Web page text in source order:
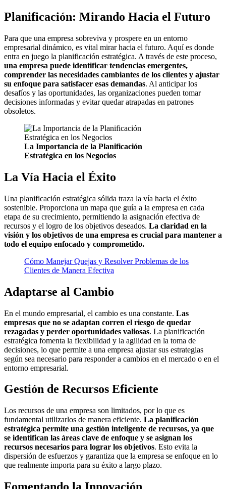
Planificación: Mirando Hacia el Futuro
Para que una empresa sobreviva y prospere en un entorno
empresarial dinámico, es vital mirar hacia el futuro. Aquí es donde
entra en juego la planificación estratégica. A través de este proceso,
una empresa puede identificar tendencias emergentes,
comprender las necesidades cambiantes de los clientes y ajustar
su enfoque para satisfacer esas demandas. Al anticipar los
desafíos y las oportunidades, las organizaciones pueden tomar
decisiones informadas y evitar quedar atrapadas en patrones
obsoletos.
La Importancia de la Planificación
Estratégica en los Negocios
La Vía Hacia el Éxito
Una planificación estratégica sólida traza la vía hacia el éxito
sostenible. Proporciona un mapa que guía a la empresa en cada
etapa de su crecimiento, permitiendo la asignación efectiva de
recursos y el logro de los objetivos deseados. La claridad en la
visión y los objetivos de una empresa es crucial para mantener a
todo el equipo enfocado y comprometido.
Cómo Manejar Quejas y Resolver Problemas de los
Clientes de Manera Efectiva
Adaptarse al Cambio
En el mundo empresarial, el cambio es una constante. Las
empresas que no se adaptan corren el riesgo de quedar
rezagadas y perder oportunidades valiosas. La planificación
estratégica fomenta la flexibilidad y la agilidad en la toma de
decisiones, lo que permite a una empresa ajustar sus estrategias
según sea necesario para responder a cambios en el mercado o en el
entorno empresarial.
Gestión de Recursos Eficiente
Los recursos de una empresa son limitados, por lo que es
fundamental utilizarlos de manera eficiente. La planificación
estratégica permite una gestión inteligente de recursos, ya que
se identifican las áreas clave de enfoque y se asignan los
recursos necesarios para lograr los objetivos. Esto evita la
dispersión de esfuerzos y garantiza que la empresa se enfoque en lo
que realmente importa para su éxito a largo plazo.